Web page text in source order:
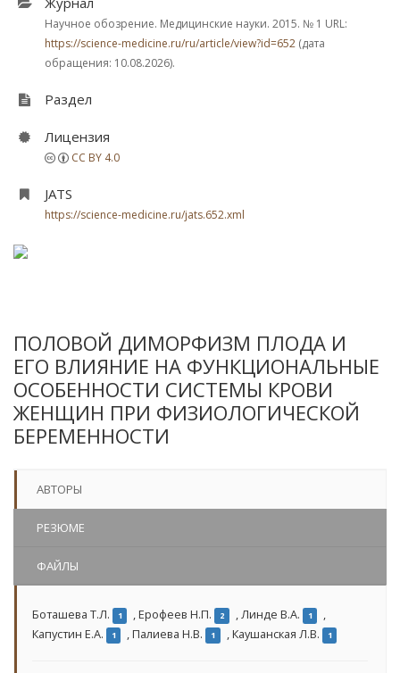
Научное обозрение. Медицинские науки. 2015. № 1 URL:
https://science-medicine.ru/ru/article/view?id=652 (дата
обращения: 10.08.2026).
Раздел
Лицензия
CC BY 4.0
JATS
https://science-medicine.ru/jats.652.xml
ПОЛОВОЙ ДИМОРФИЗМ ПЛОДА И
ЕГО ВЛИЯНИЕ НА ФУНКЦИОНАЛЬНЫЕ
ОСОБЕННОСТИ СИСТЕМЫ КРОВИ
ЖЕНЩИН ПРИ ФИЗИОЛОГИЧЕСКОЙ
БЕРЕМЕННОСТИ
АВТОРЫ
РЕЗЮМЕ
ФАЙЛЫ
Боташева Т.Л. 1 ,Ерофеев Н.П. 2 ,Линде В.А. 1
,
Капустин Е.А.
1 ,Палиева Н.В. 1 ,Каушанская Л.В. 1